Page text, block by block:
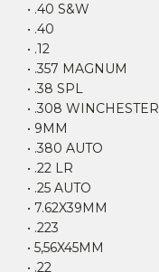
• .40 S&W
• .40
• .12
• .357 MAGNUM
• .38 SPL
• .308 WINCHESTER
• 9MM
• .380 AUTO
• .22 LR
• .25 AUTO
• 7.62X39MM
• .223
• 5,56X45MM
• .22